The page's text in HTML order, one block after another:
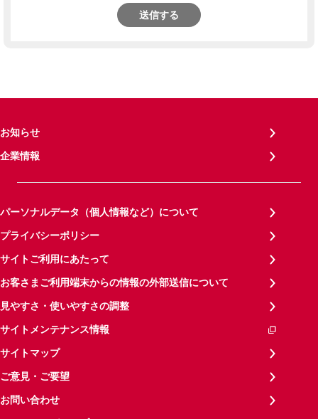
送信する
お知らせ
企業情報
パーソナルデータ（個人情報など）について
プライバシーポリシー
サイトご利用にあたって
お客さまご利用端末からの情報の外部送信について
見やすさ・使いやすさの調整
サイトメンテナンス情報
サイトマップ
ご意見・ご要望
お問い合わせ